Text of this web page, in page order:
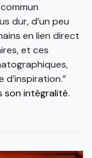
dur, d’un peu
en lien direct
et ces
d’inspiration.”
son intégralité.